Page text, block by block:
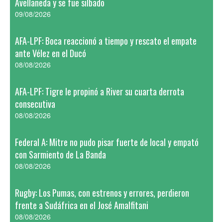
09/08/2026
AFA-LPF: Boca reaccionó a tiempo y rescato el empate
ante Vélez en el Ducó
08/08/2026
AFA-LPF: Tigre le propinó a River su cuarta derrota
consecutiva
08/08/2026
Federal A: Mitre no pudo pisar fuerte de local y empató
con Sarmiento de La Banda
08/08/2026
Rugby: Los Pumas, con estrenos y errores, perdieron
frente a Sudáfrica en el José Amalfitani
08/08/2026